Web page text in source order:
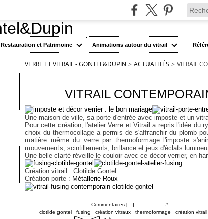
Restauration et Patrimoine Animations autour du vitrail
VERRE ET VITRAIL - GONTEL&DUPIN > ACTUALITÉS > VITRAIL
VITRAIL
Une maison de ville, sa porte d'entrée avec imposte et un
Pour cette création, l'atelier Verre et Vitrail a repris l'idée du
choix du thermocollage a permis de s'affranchir du plomb
matière même du verre par thermoformage l'imposte
mouvements, scintillements, brillance et jeux d'éclats
Une belle clarté réveille le couloir avec ce décor verrier, en
Création vitrail : Clotilde Gontel
Création porte : Métallerie Roux
Commentaires [ ] #
clotilde gontel fusing création vitraux thermoformage création vitrail